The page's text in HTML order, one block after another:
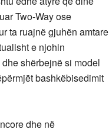
Two-Way ose
ta ruajnë gjuhën amtare
e njohin
shërbejnë si model
bashkëbisedimit
dhe në